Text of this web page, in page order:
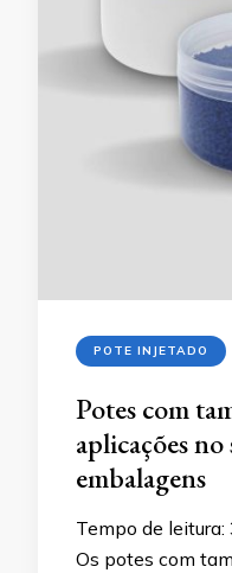
POTE INJETADO
Potes com
aplicações
embalagens
Tempo de leitura:
Os potes com